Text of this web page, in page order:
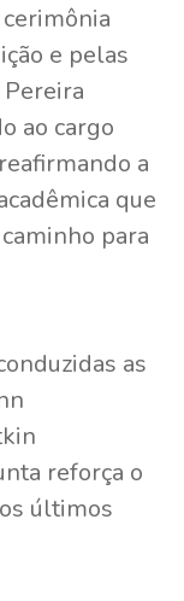
e pelas
ao cargo
a
que
para
as
reforça o
últimos